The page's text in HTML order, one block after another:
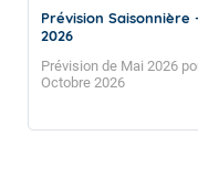
Prévision
2026
Prévision de Mai 2026
Octobre 2026